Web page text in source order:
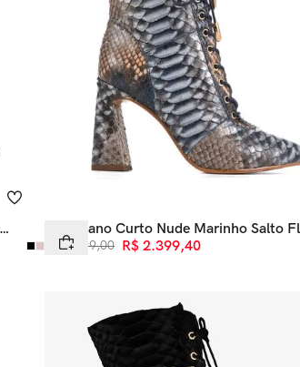
Bota Cano Curto Nude Marinho Salto
Cobra Python
R$ 3. 999,00 R$ 2.399,40